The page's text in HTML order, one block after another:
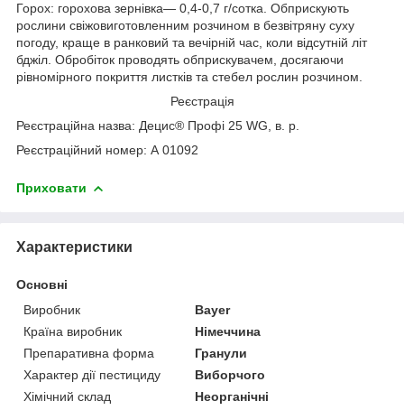
Горох: горохова зернівка— 0,4-0,7 г/сотка. Обприскують
рослини свіжовиготовленним розчином в безвітряну суху
погоду, краще в ранковий та вечірній час, коли відсутній літ
бджіл. Обробіток проводять обприскувачем, досягаючи
рівномірного покриття листків та стебел рослин розчином.
Реєстрація
Реєстраційна назва: Децис® Профі 25 WG, в. р.
Реєстраційний номер: А 01092
Приховати
Характеристики
Основні
Виробник
Bayer
Країна виробник
Німеччина
Препаративна форма
Гранули
Характер дії пестициду
Виборчого
Хімічний склад
Неорганічні